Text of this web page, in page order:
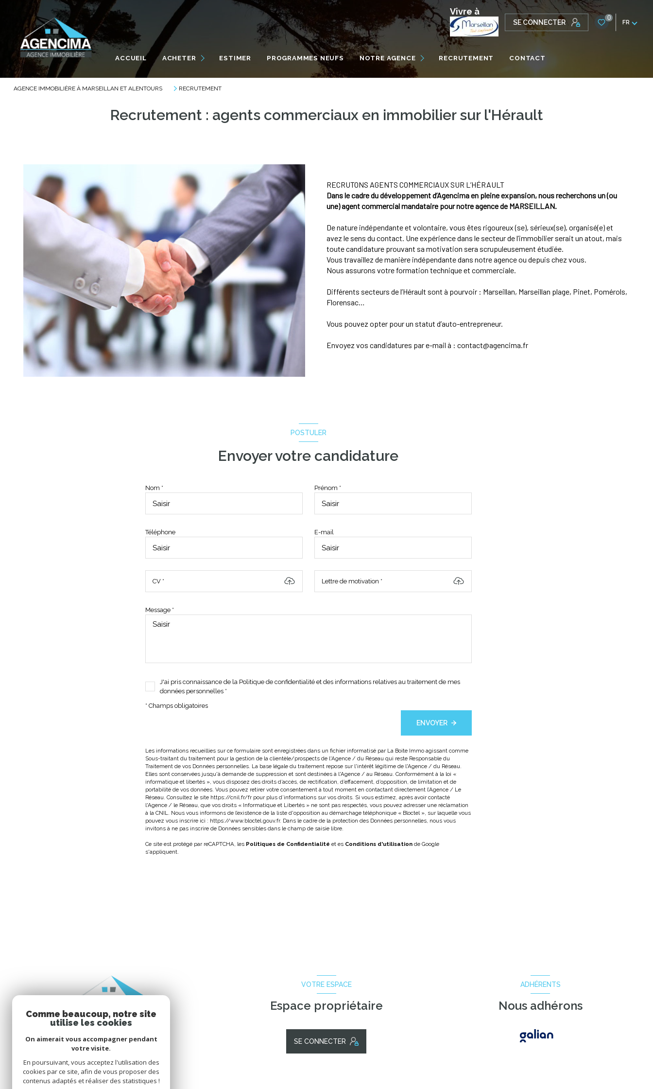
Vivre à
SE CONNECTER
0
FR
ACCUEIL ACHETER
MAISONS / VILLAS
APPARTEMENTS
ESTIMER PROGRAMMES NEUFS NOTRE AGENCE
NOUS DÉCOUVRIR
NOS ENGAGEMENTS
NOTRE ÉQUIPE INTERNATIONALE
RECRUTEMENT CONTACT
AGENCE IMMOBILIÈRE À MARSEILLAN ET ALENTOURS RECRUTEMENT
Recrutement : agents commerciaux en immobilier sur l'Hérault
RECRUTONS AGENTS COMMERCIAUX SUR L’HÉRAULT
Dans le cadre du développement d’Agencima en pleine expansion, nous recherchons un (ou
une) agent commercial mandataire pour notre agence de MARSEILLAN.
De nature indépendante et volontaire, vous êtes rigoureux (se), sérieux(se), organisé(e) et
avez le sens du contact. Une expérience dans le secteur de l’immobilier serait un atout, mais
toute candidature prouvant sa motivation sera scrupuleusement étudiée.
Vous travaillez de manière indépendante dans notre agence ou depuis chez vous.
Nous assurons votre formation technique et commerciale.
Différents secteurs de l’Hérault sont à pourvoir : Marseillan, Marseillan plage, Pinet, Pomérols,
Florensac…
Vous pouvez opter pour un statut d’auto-entrepreneur.
Envoyez vos candidatures par e-mail à : contact@agencima.fr
POSTULER
Envoyer votre candidature
Nom * Prénom *
Téléphone E-mail
CV * Lettre de motivation *
Message *
J'ai pris connaissance de la Politique de confidentialité et des informations relatives au traitement de mes
données personnelles *
* Champs obligatoires
ENVOYER
Les informations recueillies sur ce formulaire sont enregistrées dans un fichier informatisé par La Boite Immo agissant comme
Sous-traitant du traitement pour la gestion de la clientèle/prospects de l'Agence / du Réseau qui reste Responsable du
Traitement de vos Données personnelles. La base légale du traitement repose sur l'intérêt légitime de l'Agence / du Réseau.
Elles sont conservées jusqu'à demande de suppression et sont destinées à l'Agence / au Réseau. Conformément à la loi «
informatique et libertés », vous disposez des droits d’accès, de rectification, d’effacement, d’opposition, de limitation et de
portabilité de vos données. Vous pouvez retirer votre consentement à tout moment en contactant directement l’Agence / Le
Réseau. Consultez le site https://cnil.fr/frpour plus d’informations sur vos droits. Si vous estimez, après avoir contacté
l'Agence / le Réseau, que vos droits « Informatique et Libertés » ne sont pas respectés, vous pouvez adresser une réclamation
à la CNIL. Nous vous informons de l’existence de la liste d'opposition au démarchage téléphonique « Bloctel », sur laquelle vous
pouvez vous inscrire ici : https://www.bloctel.gouv.fr. Dans le cadre de la protection des Données personnelles, nous vous
invitons à ne pas inscrire de Données sensibles dans le champ de saisie libre.
Ce site est protégé par reCAPTCHA, les Politiques de Confidentialité et es Conditions d'utilisationde Google
s'appliquent.
VOTRE ESPACE
Espace propriétaire
SE CONNECTER
ADHÉRENTS
Nous adhérons
Comme beaucoup, notre site
utilise les cookies
On aimerait vous accompagner pendant
votre visite.
En poursuivant, vous acceptez l'utilisation des
cookies par ce site, afin de vous proposer des
contenus adaptés et réaliser des statistiques !